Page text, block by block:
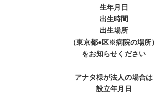
生年月日
出生時間
出生場所
（東京都●区※病院の場所）
をお知らせください
アナタ様が法人の場合は
設立年月日